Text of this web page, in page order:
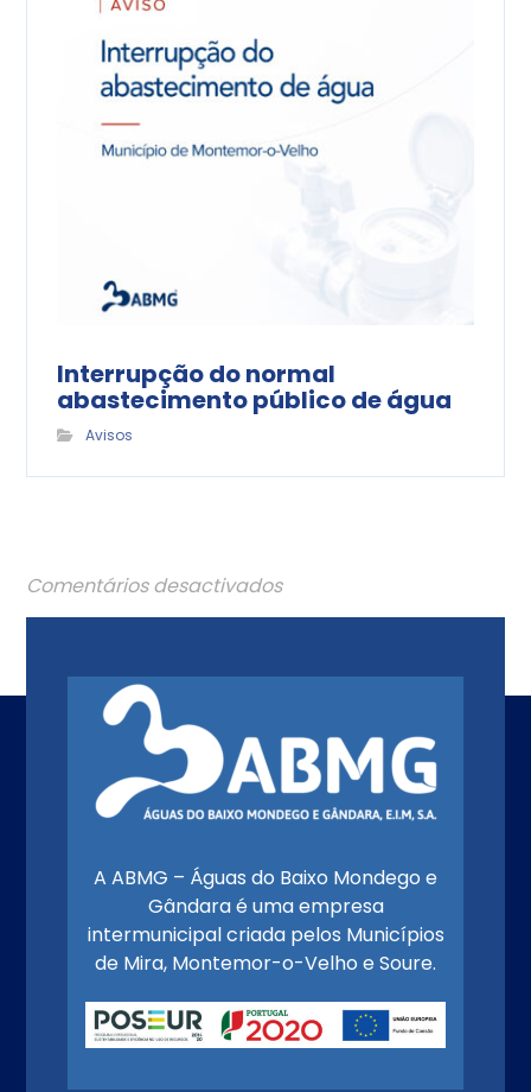
Interrupção do normal
abastecimento público de água
Avisos
Comentários desactivados
A ABMG – Águas do Baixo Mondego e
Gândara é uma empresa
intermunicipal criada pelos Municípios
de Mira, Montemor-o-Velho e Soure.